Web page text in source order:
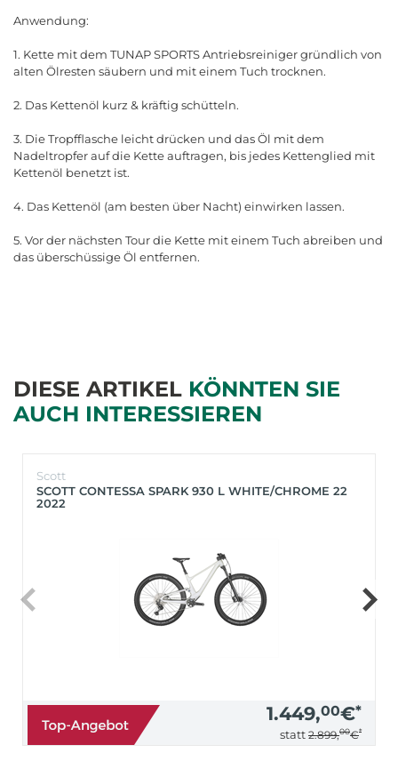
Anwendung:
1. Kette mit dem TUNAP SPORTS Antriebsreiniger gründlich von
alten Ölresten säubern und mit einem Tuch trocknen.
2. Das Kettenöl kurz & kräftig schütteln.
3. Die Tropfflasche leicht drücken und das Öl mit dem
Nadeltropfer auf die Kette auftragen, bis jedes Kettenglied mit
Kettenöl benetzt ist.
4. Das Kettenöl (am besten über Nacht) einwirken lassen.
5. Vor der nächsten Tour die Kette mit einem Tuch abreiben und
das überschüssige Öl entfernen.
DIESE ARTIKEL KÖNNTEN SIE
AUCH INTERESSIEREN
Scott
SCOTT CONTESSA SPARK 930 L WHITE/CHROME 22
2022
1.449,00€*
statt 2.899,00€*